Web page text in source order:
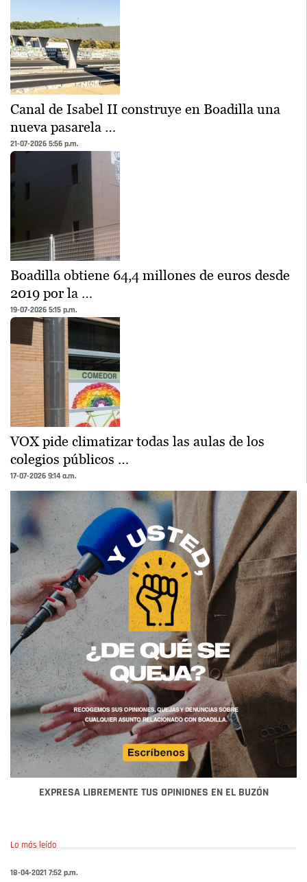
Canal de Isabel II construye en Boadilla una
nueva pasarela …
21-07-2026 5:56 p.m.
Boadilla obtiene 64,4 millones de euros desde
2019 por la …
19-07-2026 5:15 p.m.
VOX pide climatizar todas las aulas de los
colegios públicos …
17-07-2026 9:14 a.m.
EXPRESA LIBREMENTE TUS OPINIONES EN EL BUZÓN
Lo más leído
18-04-2021 7:52 p.m.